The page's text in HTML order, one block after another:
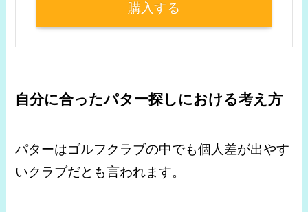
購入する
自分に合ったパター探しにおける考え方
パターはゴルフクラブの中でも個人差が出やす
いクラブだとも言われます。